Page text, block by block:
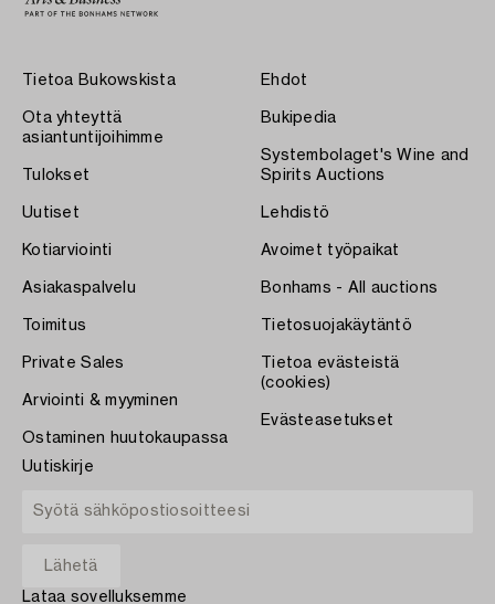
Tietoa Bukowskista
Ota yhteyttä
asiantuntijoihimme
Tulokset
Uutiset
Kotiarviointi
Asiakaspalvelu
Toimitus
Private Sales
Arviointi & myyminen
Ostaminen huutokaupassa
Ehdot
Bukipedia
Systembolaget's Wine and
Spirits Auctions
Lehdistö
Avoimet työpaikat
Bonhams - All auctions
Tietosuojakäytäntö
Tietoa evästeistä
(cookies)
Evästeasetukset
Uutiskirje
Lataa sovelluksemme